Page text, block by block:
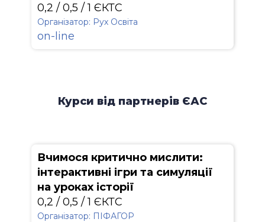
0,2 / 0,5 / 1 ЄКТС
Організатор: Рух Освіта
on-line
Курси від партнерів ЄАС
Вчимося критично мислити:
інтерактивні ігри та симуляції
на уроках історії
0,2 / 0,5 / 1 ЄКТС
Організатор: ПІФАГОР